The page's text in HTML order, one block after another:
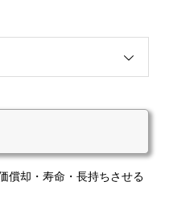
償却・寿命・長持ちさせる